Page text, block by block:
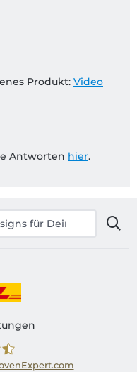
Produkt: Video
Antworten hier.